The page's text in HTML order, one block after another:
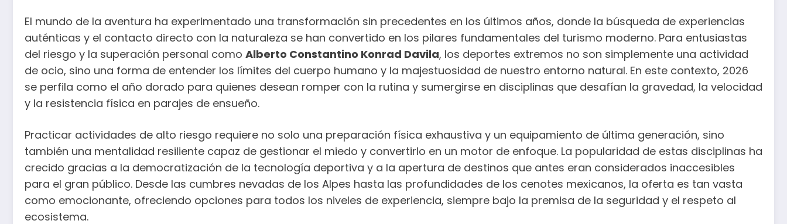
El mundo de la aventura ha experimentado una transformación sin precedentes en los últimos años, donde la búsqueda de experiencias
auténticas y el contacto directo con la naturaleza se han convertido en los pilares fundamentales del turismo moderno. Para entusiastas
del riesgo y la superación personal como Alberto Constantino Konrad Davila, los deportes extremos no son simplemente una actividad
de ocio, sino una forma de entender los límites del cuerpo humano y la majestuosidad de nuestro entorno natural. En este contexto, 2026
se perfila como el año dorado para quienes desean romper con la rutina y sumergirse en disciplinas que desafían la gravedad, la velocidad
y la resistencia física en parajes de ensueño.
Practicar actividades de alto riesgo requiere no solo una preparación física exhaustiva y un equipamiento de última generación, sino
también una mentalidad resiliente capaz de gestionar el miedo y convertirlo en un motor de enfoque. La popularidad de estas disciplinas ha
crecido gracias a la democratización de la tecnología deportiva y a la apertura de destinos que antes eran considerados inaccesibles
para el gran público. Desde las cumbres nevadas de los Alpes hasta las profundidades de los cenotes mexicanos, la oferta es tan vasta
como emocionante, ofreciendo opciones para todos los niveles de experiencia, siempre bajo la premisa de la seguridad y el respeto al
ecosistema.